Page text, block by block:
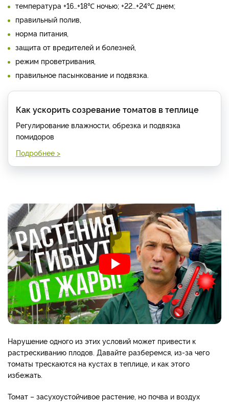
температура +16…+18℃ ночью; +22…+24℃ днем;
правильный полив,
норма питания,
защита от вредителей и болезней,
режим проветривания,
правильное пасынкование и подвязка.
Как ускорить созревание томатов в теплице
Регулирование влажности, обрезка и подвязка
помидоров
Подробнее >
Нарушение одного из этих условий может привести к
растрескиванию плодов. Давайте разберемся, из-за чего
томаты трескаются на кустах в теплице, и как этого
избежать.
Томат – засухоустойчивое растение, но почва и воздух